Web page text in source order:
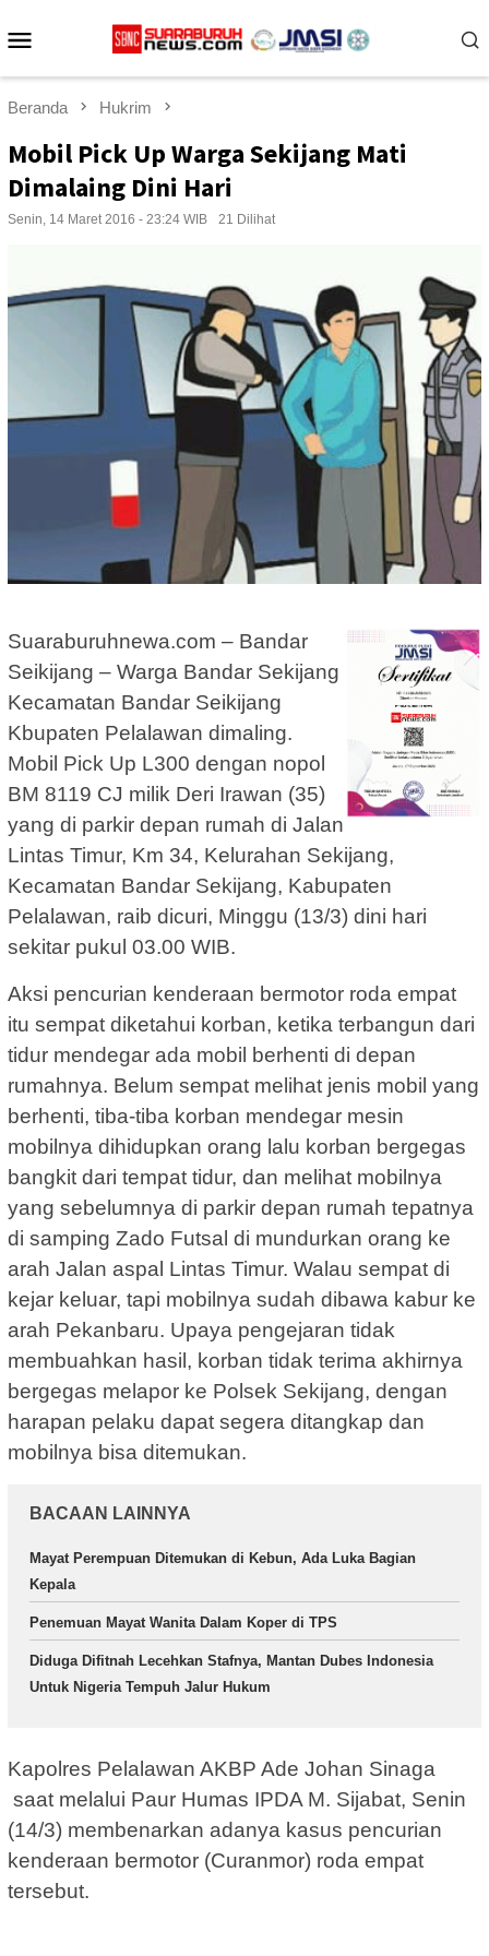
ke
Beranda Hukrim
Mobil Pick Up Warga Sekijang Mati
Dimalaing Dini Hari
Senin, 14 Maret 2016 - 23:24 WIB 21 Dilihat
Suaraburuhnewa.com – Bandar
Seikijang – Warga Bandar Sekijang
Kecamatan Bandar Seikijang
Kbupaten Pelalawan dimaling.
Mobil Pick Up L300 dengan nopol
BM 8119 CJ milik Deri Irawan (35)
yang di parkir depan rumah di Jalan
Lintas Timur, Km 34, Kelurahan Sekijang,
Kecamatan Bandar Sekijang, Kabupaten
Pelalawan, raib dicuri, Minggu (13/3) dini hari
sekitar pukul 03.00 WIB.
Aksi pencurian kenderaan bermotor roda empat
itu sempat diketahui korban, ketika terbangun dari
tidur mendegar ada mobil berhenti di depan
rumahnya. Belum sempat melihat jenis mobil yang
berhenti, tiba-tiba korban mendegar mesin
mobilnya dihidupkan orang lalu korban bergegas
bangkit dari tempat tidur, dan melihat mobilnya
yang sebelumnya di parkir depan rumah tepatnya
di samping Zado Futsal di mundurkan orang ke
arah Jalan aspal Lintas Timur. Walau sempat di
kejar keluar, tapi mobilnya sudah dibawa kabur ke
arah Pekanbaru. Upaya pengejaran tidak
membuahkan hasil, korban tidak terima akhirnya
bergegas melapor ke Polsek Sekijang, dengan
harapan pelaku dapat segera ditangkap dan
mobilnya bisa ditemukan.
BACAAN LAINNYA
Mayat Perempuan Ditemukan di Kebun, Ada Luka Bagian
Kepala
Penemuan Mayat Wanita Dalam Koper di TPS
Diduga Difitnah Lecehkan Stafnya, Mantan Dubes Indonesia
Untuk Nigeria Tempuh Jalur Hukum
Kapolres Pelalawan AKBP Ade Johan Sinaga
saat melalui Paur Humas IPDA M. Sijabat, Senin
(14/3) membenarkan adanya kasus pencurian
kenderaan bermotor (Curanmor) roda empat
tersebut.